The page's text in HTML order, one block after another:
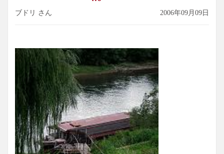
ブドリ さん 2006年09月09日